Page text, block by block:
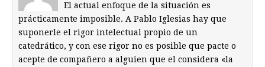
El actual enfoque de la situación es
prácticamente imposible. A Pablo Iglesias hay que
suponerle el rigor intelectual propio de un
catedrático, y con ese rigor no es posible que pacte o
acepte de compañero a alguien que el considera «la